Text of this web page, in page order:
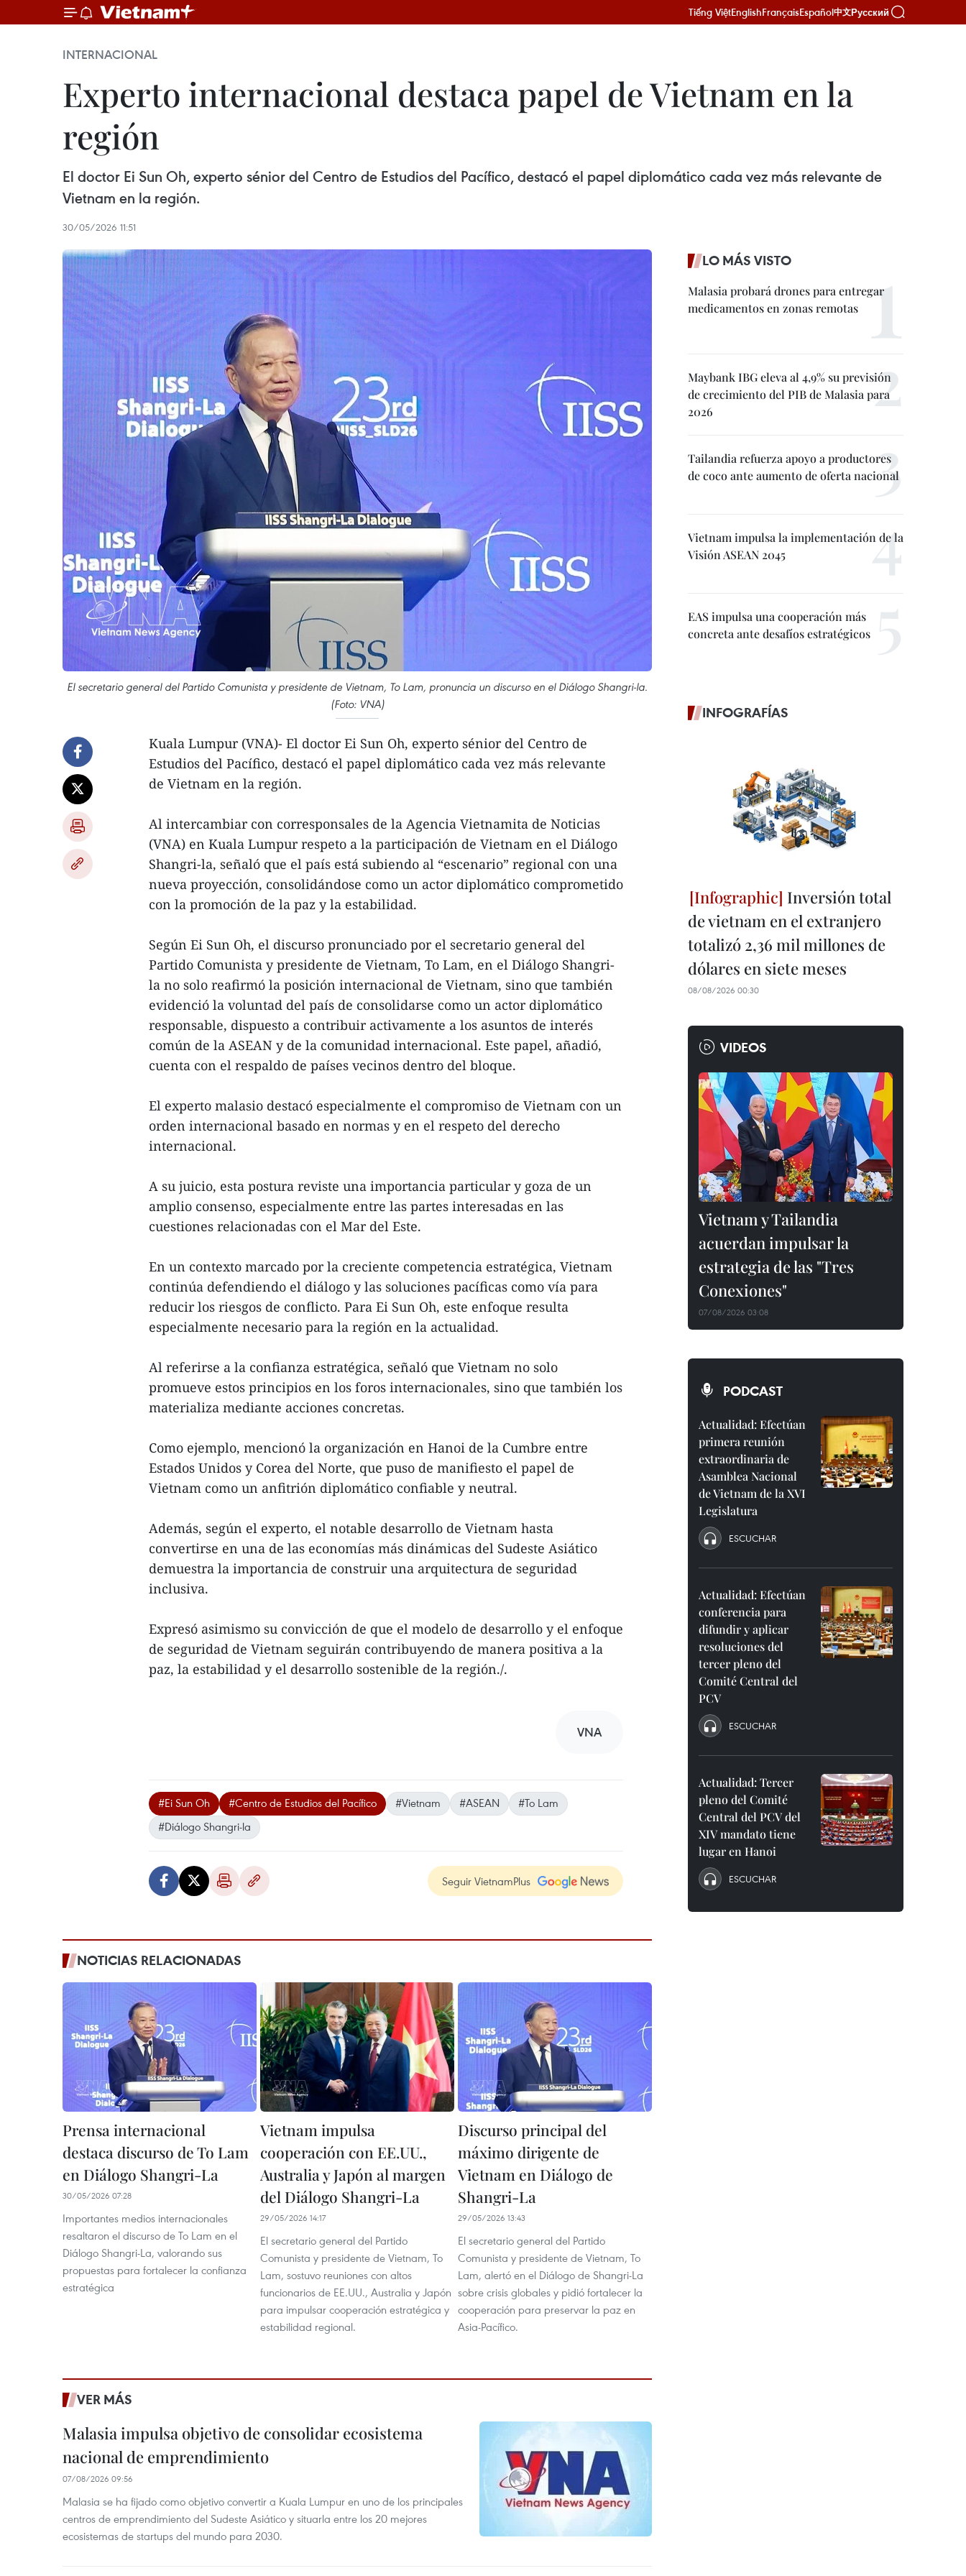
Tiếng ViệtEnglishFrançaisEspañol中文Русский
INTERNACIONAL
Experto internacional destaca papel de Vietnam en la
región
El doctor Ei Sun Oh, experto sénior del Centro de Estudios del Pacífico, destacó el papel diplomático cada vez más relevante de
Vietnam en la región.
30/05/2026 11:51
El secretario general del Partido Comunista y presidente de Vietnam, To Lam, pronuncia un discurso en el Diálogo Shangri-la.
(Foto: VNA)
Kuala Lumpur (VNA)- El doctor Ei Sun Oh, experto sénior del Centro de
Estudios del Pacífico, destacó el papel diplomático cada vez más relevante
de Vietnam en la región.
Al intercambiar con corresponsales de la Agencia Vietnamita de Noticias
(VNA) en Kuala Lumpur respeto a la participación de Vietnam en el Diálogo
Shangri-la, señaló que el país está subiendo al “escenario” regional con una
nueva proyección, consolidándose como un actor diplomático comprometido
con la promoción de la paz y la estabilidad.
Según Ei Sun Oh, el discurso pronunciado por el secretario general del
Partido Comunista y presidente de Vietnam, To Lam, en el Diálogo Shangri-
la no solo reafirmó la posición internacional de Vietnam, sino que también
evidenció la voluntad del país de consolidarse como un actor diplomático
responsable, dispuesto a contribuir activamente a los asuntos de interés
común de la ASEAN y de la comunidad internacional. Este papel, añadió,
cuenta con el respaldo de países vecinos dentro del bloque.
El experto malasio destacó especialmente el compromiso de Vietnam con un
orden internacional basado en normas y en el respeto del derecho
internacional.
A su juicio, esta postura reviste una importancia particular y goza de un
amplio consenso, especialmente entre las partes interesadas en las
cuestiones relacionadas con el Mar del Este.
En un contexto marcado por la creciente competencia estratégica, Vietnam
continúa defendiendo el diálogo y las soluciones pacíficas como vía para
reducir los riesgos de conflicto. Para Ei Sun Oh, este enfoque resulta
especialmente necesario para la región en la actualidad.
Al referirse a la confianza estratégica, señaló que Vietnam no solo
promueve estos principios en los foros internacionales, sino que también los
materializa mediante acciones concretas.
Como ejemplo, mencionó la organización en Hanoi de la Cumbre entre
Estados Unidos y Corea del Norte, que puso de manifiesto el papel de
Vietnam como un anfitrión diplomático confiable y neutral.
Además, según el experto, el notable desarrollo de Vietnam hasta
convertirse en una de las economías más dinámicas del Sudeste Asiático
demuestra la importancia de construir una arquitectura de seguridad
inclusiva.
Expresó asimismo su convicción de que el modelo de desarrollo y el enfoque
de seguridad de Vietnam seguirán contribuyendo de manera positiva a la
paz, la estabilidad y el desarrollo sostenible de la región./.
VNA
#Ei Sun Oh #Centro de Estudios del Pacífico #Vietnam #ASEAN
#To Lam
#Diálogo Shangri-la
Seguir VietnamPlus
NOTICIAS RELACIONADAS
Prensa internacional
destaca discurso de To Lam
en Diálogo Shangri-La
30/05/2026 07:28
Importantes medios internacionales
resaltaron el discurso de To Lam en el
Diálogo Shangri-La, valorando sus
propuestas para fortalecer la confianza
estratégica
Vietnam impulsa
cooperación con EE.UU.,
Australia y Japón al margen
del Diálogo Shangri-La
29/05/2026 14:17
El secretario general del Partido
Comunista y presidente de Vietnam, To
Lam, sostuvo reuniones con altos
funcionarios de EE.UU., Australia y Japón
para impulsar cooperación estratégica y
estabilidad regional.
Discurso principal del
máximo dirigente de
Vietnam en Diálogo de
Shangri-La
29/05/2026 13:43
El secretario general del Partido
Comunista y presidente de Vietnam, To
Lam, alertó en el Diálogo de Shangri-La
sobre crisis globales y pidió fortalecer la
cooperación para preservar la paz en
Asia-Pacífico.
VER MÁS
Malasia impulsa objetivo de consolidar ecosistema
nacional de emprendimiento
07/08/2026 09:56
Malasia se ha fijado como objetivo convertir a Kuala Lumpur en uno de los principales
centros de emprendimiento del Sudeste Asiático y situarla entre los 20 mejores
ecosistemas de startups del mundo para 2030.
LO MÁS VISTO
Malasia probará drones para entregar
medicamentos en zonas remotas
Maybank IBG eleva al 4,9% su previsión
de crecimiento del PIB de Malasia para
2026
Tailandia refuerza apoyo a productores
de coco ante aumento de oferta nacional
Vietnam impulsa la implementación de la
Visión ASEAN 2045
EAS impulsa una cooperación más
concreta ante desafíos estratégicos
INFOGRAFÍAS
Inversión total
de vietnam en el extranjero
totalizó 2,36 mil millones de
dólares en siete meses
08/08/2026 00:30
VIDEOS
Vietnam y Tailandia
acuerdan impulsar la
estrategia de las "Tres
Conexiones"
07/08/2026 03:08
PODCAST
Actualidad: Efectúan
primera reunión
extraordinaria de
Asamblea Nacional
de Vietnam de la XVI
Legislatura
ESCUCHAR
Actualidad: Efectúan
conferencia para
difundir y aplicar
resoluciones del
tercer pleno del
Comité Central del
PCV
ESCUCHAR
Actualidad: Tercer
pleno del Comité
Central del PCV del
XIV mandato tiene
lugar en Hanoi
ESCUCHAR